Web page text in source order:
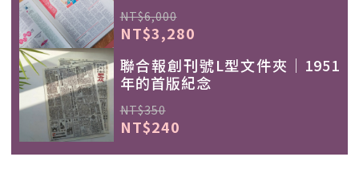
NT$6,000
NT$3,280
聯合報創刊號L型文件夾｜1951
年的首版紀念
NT$350
NT$240